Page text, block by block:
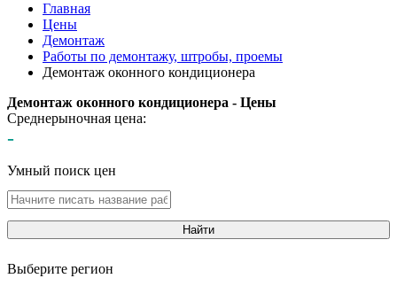
Главная
Цены
Демонтаж
Работы по демонтажу, штробы, проемы
Демонтаж оконного кондиционера
Демонтаж оконного кондиционера - Цены
Среднерыночная цена:
-
Умный поиск цен
Найти
Выберите регион